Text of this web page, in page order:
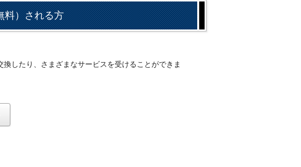
料）される方
したり、さまざまなサービスを受けることができま